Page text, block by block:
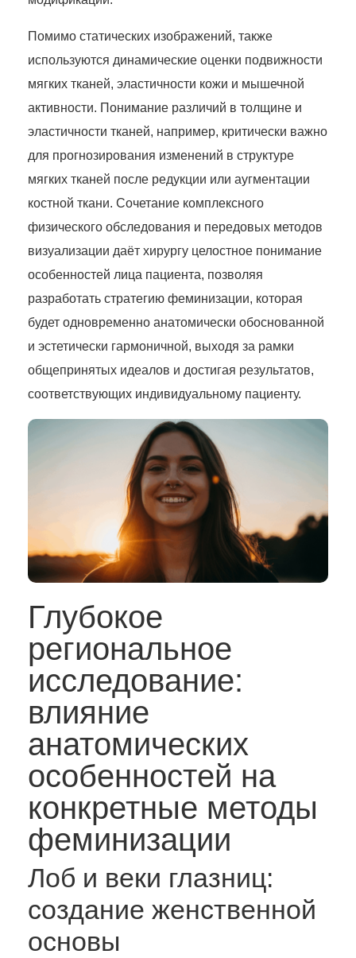
Помимо статических изображений, также
используются динамические оценки подвижности
мягких тканей, эластичности кожи и мышечной
активности. Понимание различий в толщине и
эластичности тканей, например, критически важно
для прогнозирования изменений в структуре
мягких тканей после редукции или аугментации
костной ткани. Сочетание комплексного
физического обследования и передовых методов
визуализации даёт хирургу целостное понимание
особенностей лица пациента, позволяя
разработать стратегию феминизации, которая
будет одновременно анатомически обоснованной
и эстетически гармоничной, выходя за рамки
общепринятых идеалов и достигая результатов,
соответствующих индивидуальному пациенту.
Глубокое
региональное
исследование:
влияние
анатомических
особенностей на
конкретные методы
феминизации
Лоб и веки глазниц:
создание женственной
основы